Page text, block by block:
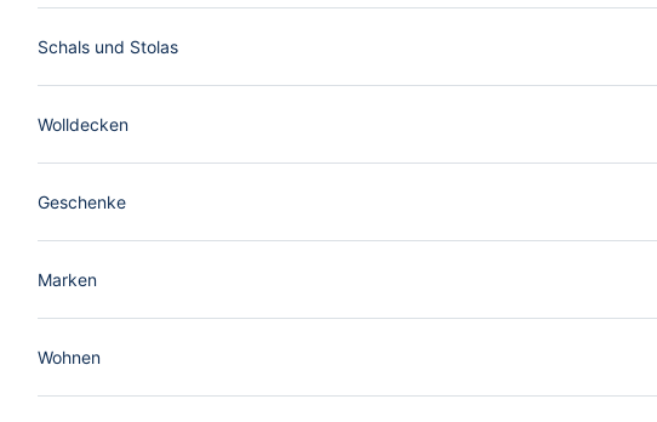
Schals und Stolas
Wolldecken
Geschenke
Marken
Wohnen